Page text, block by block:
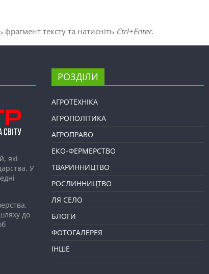
тексту та натисніть Ctrl+Enter.
які
У
до
РОЗДІЛИ
АГРОТЕХНІКА
АГРОПОЛІТИКА
АГРОПРАВО
ЕКО-ФЕРМЕРСТВО
ТВАРИННИЦТВО
РОСЛИННИЦТВО
ЛЯ СЕЛО
БЛОГИ
ФОТОГАЛЕРЕЯ
ІНШЕ